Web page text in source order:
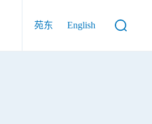
苑东 English